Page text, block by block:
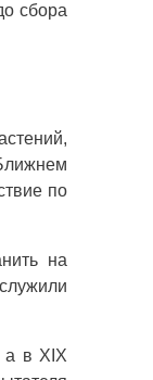
сбора
по
на
а в XIX